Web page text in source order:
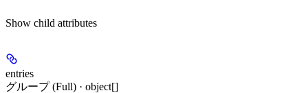
Show child attributes
entries
グループ (Full) · object[]